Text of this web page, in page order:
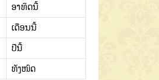
ອາທິດນີ້
ເດືອນນີ້
ປີນີ້
ທັງໜົດ